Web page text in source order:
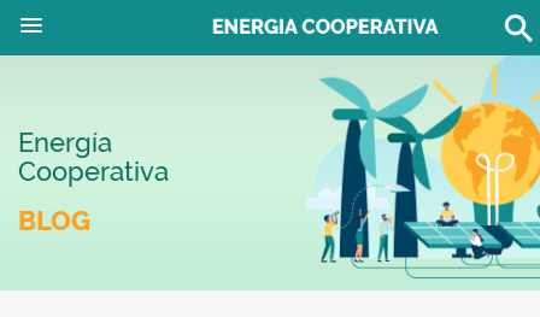
Energía
Cooperativa
BLOG